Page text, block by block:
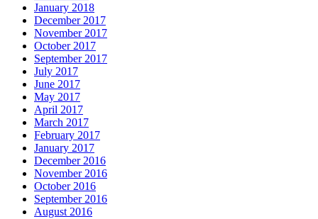
January 2018
December 2017
November 2017
October 2017
September 2017
July 2017
June 2017
May 2017
April 2017
March 2017
February 2017
January 2017
December 2016
November 2016
October 2016
September 2016
August 2016